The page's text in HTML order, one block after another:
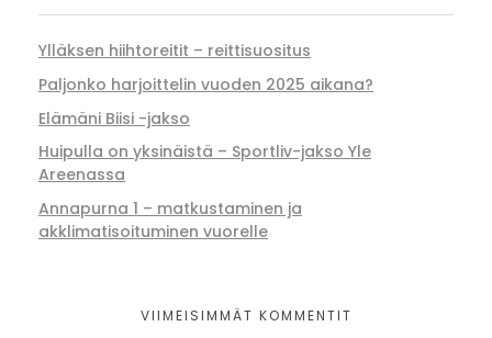
Ylläksen hiihtoreitit – reittisuositus
Paljonko harjoittelin vuoden 2025 aikana?
Elämäni Biisi -jakso
Huipulla on yksinäistä – Sportliv-jakso Yle
Areenassa
Annapurna 1 – matkustaminen ja
akklimatisoituminen vuorelle
VIIMEISIMMÄT KOMMENTIT